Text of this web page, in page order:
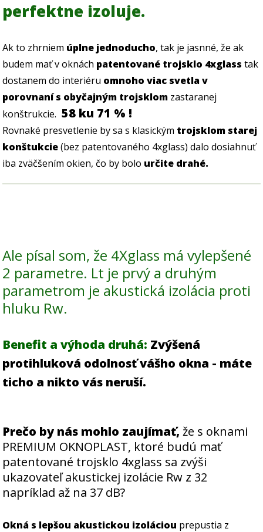
perfektne izoluje.
Ak to zhrniem úplne jednoducho, tak je jasnné, že ak
budem mať v oknách patentované trojsklo 4xglasstak
dostanem do interiéru omnoho viac svetla v
porovnaní s obyčajným trojsklom zastaranej
konštrukcie. 58 ku 71 % !
Rovnaké presvetlenie by sa s klasickým trojsklom starej
konštukcie(bez patentovaného 4xglass) dalo dosiahnuť
iba zväčšením okien, čo by bolo určite drahé.
Ale písal som, že 4Xglass má vylepšené
2 parametre. Lt je prvý a druhým
parametrom je akustická izolácia proti
hluku Rw.
Benefit a výhoda druhá: Zvýšená
protihluková odolnosť vášho okna - máte
ticho a nikto vás neruší.
Prečo by nás mohlo zaujímať, že s oknami
PREMIUM OKNOPLAST, ktoré budú mať
patentované trojsklo 4xglass sa zvýši
ukazovateľ akustickej izolácie Rw z 32
napríklad až na 37 dB?
Okná s lepšou akustickou izoláciou prepustia z